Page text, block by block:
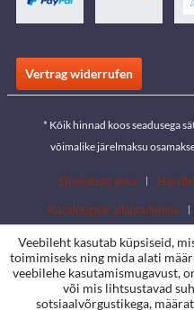
Vertrag widerrufen
* Kõik hinnad koos seadusega
võimalike järelmaksu
Download area
Kataloogide allalaadimine
Veebileht kasutab küpsiseid,
toimimiseks ning mida alati
veebilehe kasutamismugavust,
või mis lihtsustavad
sotsiaalvõrgustikega,